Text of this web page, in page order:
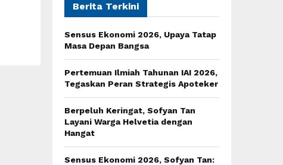
f
r
Berita Terkini
Sensus Ekonomi 2026, Upaya Tatap
Masa Depan Bangsa
Pertemuan Ilmiah Tahunan IAI 2026,
Tegaskan Peran Strategis Apoteker
Berpeluh Keringat, Sofyan Tan
Layani Warga Helvetia dengan
Hangat
Sensus Ekonomi 2026, Sofyan Tan: